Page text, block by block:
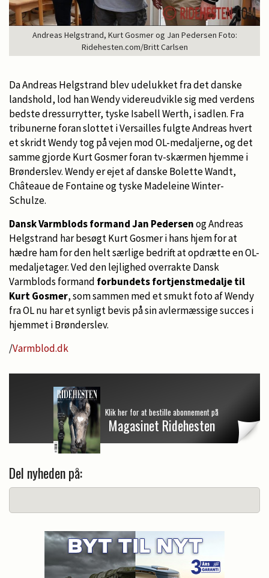
Andreas Helgstrand, Kurt Gosmer og Jan Pedersen Foto:
Ridehesten.com/Britt Carlsen
Da Andreas Helgstrand blev udelukket fra det danske
landshold, lod han Wendy videreudvikle sig med verdens
bedste dressurrytter, tyske Isabell Werth, i sadlen. Fra
tribunerne foran slottet i Versailles fulgte Andreas hvert
et skridt Wendy tog på vejen mod OL-medaljerne, og det
samme gjorde Kurt Gosmer foran tv-skærmen hjemme i
Brønderslev. Wendy er ejet af danske Bolette Wandt,
Châteaue de Fontaine og tyske Madeleine Winter-
Schulze.
Dansk Varmblods formand Jan Pedersenog Andreas
Helgstrand har besøgt Kurt Gosmer i hans hjem for at
hædre ham for den helt særlige bedrift at opdrætte en OL-
medaljetager. Ved den lejlighed overrakte Dansk
Varmblods formand forbundets fortjenstmedalje til
Kurt Gosmer, som sammen med et smukt foto af Wendy
fra OL nu har et synligt bevis på sin avlermæssige succes i
hjemmet i Brønderslev.
/Varmblod.dk
Klik her for at bestille abonnement på
Magasinet Ridehesten
Del nyheden på: